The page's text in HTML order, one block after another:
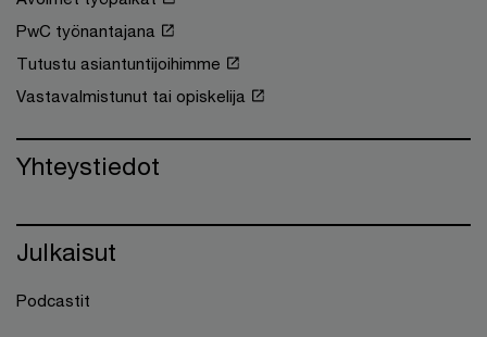
PwC työnantajana
Tutustu asiantuntijoihimme
Vastavalmistunut tai opiskelija
Yhteystiedot
Julkaisut
Podcastit